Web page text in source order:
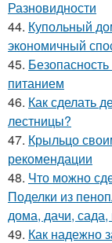
Разновидности
44. Купольный
экономичный
45.
питанием
46. Как сделать
лестницы?
47. Крыльцо
рекомендации
48. Что можно
Поделки из
дома, дачи,
49. Как надежно